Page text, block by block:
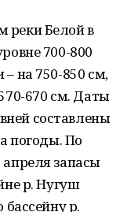
реки Белой в
700-800
на 750-850 см,
670 см. Даты
составлены
погоды. По
запасы
р. Нугуш
р.